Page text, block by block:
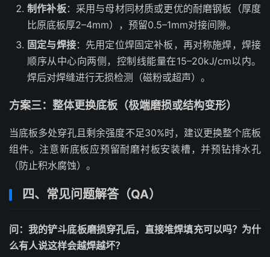
制作补板：采用与母材同材质或更优的耐磨钢板（厚度
比原底板厚2–4mm），预留0.5–1mm对接间隙。
固定与焊接：先用定位焊固定补板，再对称施焊，焊接
顺序从中心向两侧，控制线能量在15–20kJ/cm以内。
焊后对焊缝进行无损检测（磁粉或超声）。
方案三：整体更换底板（极端磨损或结构变形）
当底板多处穿孔且剩余强度不足30%时，建议更换整个底板
组件。注意新底板应预留耐磨衬板安装槽，并预钻排水孔
（防止积水腐蚀）。
四、常见问题解答（QA）
问：我的铲斗底板磨损穿孔后，直接堆焊填充可以吗？为什
么有人说这样会越焊越坏？